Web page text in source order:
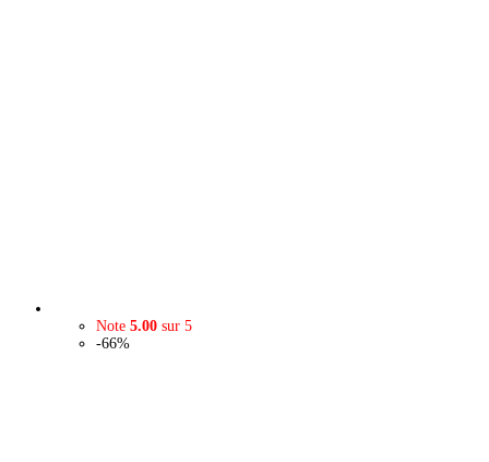
Note 5.00 sur 5
-66%